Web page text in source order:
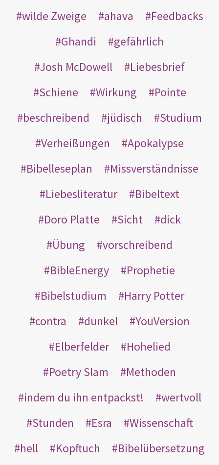
wilde Zweige ahava
Feedbacks
Ghandi
gefährlich
Josh McDowell
Liebesbrief
Schiene
Wirkung
Pointe
beschreibend
jüdisch
Studium
Verheißungen
Apokalypse
Bibelleseplan
Missverständnisse
Liebesliteratur
Bibeltext
Doro Platte
Sicht
dick
Übung
vorschreibend
BibleEnergy
Prophetie
Bibelstudium
Harry Potter
contra
dunkel
YouVersion
Elberfelder
Hohelied
Poetry Slam
Methoden
indem du ihn entpackst!
wertvoll
Stunden
Esra
Wissenschaft
hell
Kopftuch
Bibelübersetzung